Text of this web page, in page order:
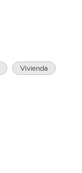
Vivienda